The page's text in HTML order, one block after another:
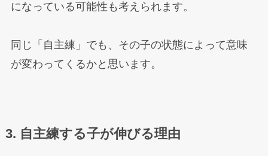
になっている可能性も考えられます。
同じ「自主練」でも、その子の状態によって意味
が変わってくるかと思います。
3. 自主練する子が伸びる理由